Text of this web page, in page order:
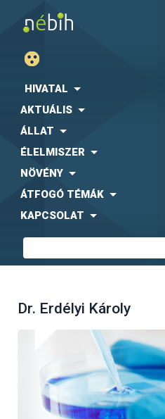
HIVATAL
AKTUÁLIS
ÁLLAT
ÉLELMISZER
NÖVÉNY
ÁTFOGÓ TÉMÁK
KAPCSOLAT
Dr. Erdélyi Károly